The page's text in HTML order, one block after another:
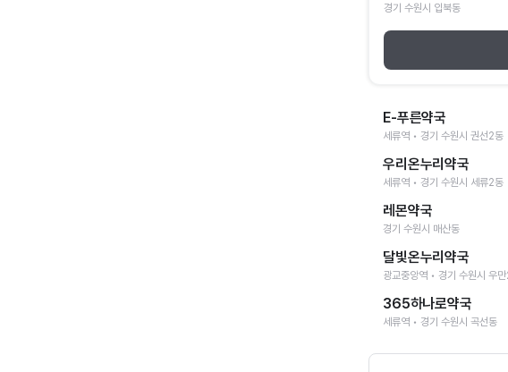
경기 수원시 입북동
E-푸른약국
세류역 • 경기 수원시 권선2동
우리온누리약국
세류역 • 경기 수원시 세류2동
레몬약국
경기 수원시 매산동
달빛온누리약국
광교중앙역 • 경기 수원시 우
365하나로약국
세류역 • 경기 수원시 곡선동